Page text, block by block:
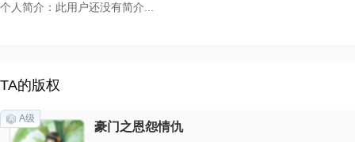
个人简介：此用户还没有简介...
TA的版权
A级
豪门之恩怨情仇